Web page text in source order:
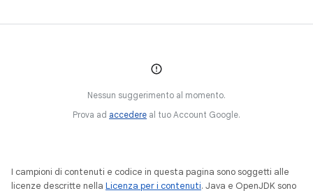
Nessun suggerimento al momento.
Prova ad accedere al tuo Account Google.
I campioni di contenuti e codice in questa pagina sono soggetti alle
licenze descritte nella Licenza per i contenuti. Java e OpenJDK sono